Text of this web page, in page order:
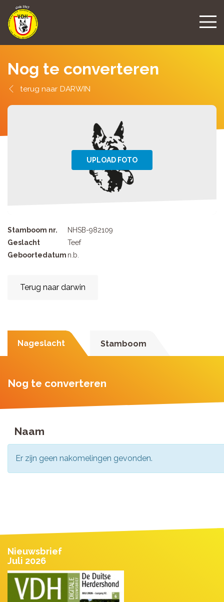
Nog te converteren
DARWIN
Stamboom nr.
NHSB-982109
Geslacht
Teef
Geboortedatum n.b.
Terug naar darwin
Nageslacht Stamboom
Nog te converteren
Naam
Er zijn geen nakomelingen gevonden.
Nieuwsbrief
Juli 2026